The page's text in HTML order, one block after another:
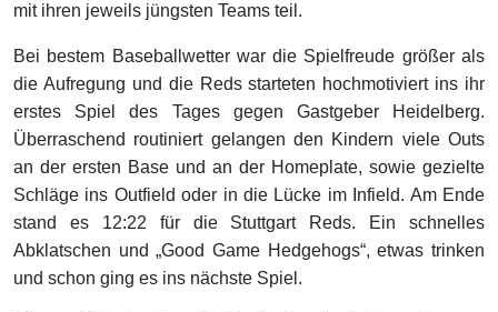
mit ihren jeweils jüngsten Teams teil.
Bei bestem Baseballwetter war die Spielfreude größer als
die Aufregung und die Reds starteten hochmotiviert ins ihr
erstes Spiel des Tages gegen Gastgeber Heidelberg.
Überraschend routiniert gelangen den Kindern viele Outs
an der ersten Base und an der Homeplate, sowie gezielte
Schläge ins Outfield oder in die Lücke im Infield. Am Ende
stand es 12:22 für die Stuttgart Reds. Ein schnelles
Abklatschen und „Good Game Hedgehogs“, etwas trinken
und schon ging es ins nächste Spiel.